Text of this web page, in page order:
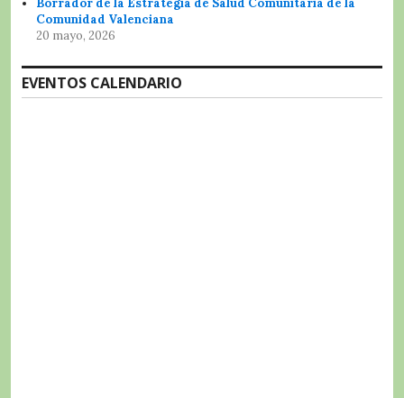
Comunidad Valenciana
20 mayo, 2026
EVENTOS CALENDARIO